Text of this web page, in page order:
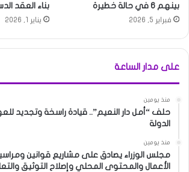
بينهم 6 في حالة خطيرة
فبراير 5, 2026
بناء العقد
يناير 1, 2026
على مدار الساعة
منذ يومين
حلف “أمل دار النعيم”.. قيادة راسخة وتجديد
الدولة
منذ يومين
مجلس الوزراء يصادق على مشاريع قوانين
الأعمال والمحتوى المحلي وإصلاح التوثيق